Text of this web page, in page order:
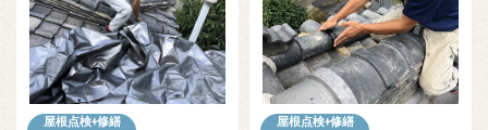
屋根点検+修繕
屋根点検+修繕